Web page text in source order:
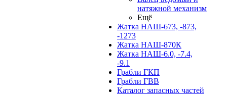
натяжной механизм
Ещё
Жатка НАШ-673, -873,
-1273
Жатка НАШ-870К
Жатка НАШ-6.0, -7.4,
-9.1
Грабли ГКП
Грабли ГВВ
Каталог запасных частей